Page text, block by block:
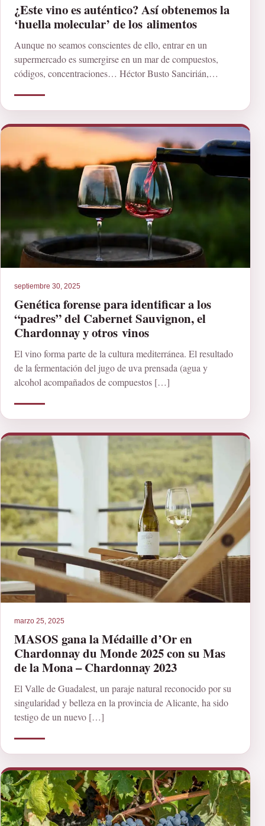
¿Este vino es auténtico? Así obtenemos la
‘huella molecular’ de los alimentos
Aunque no seamos conscientes de ello, entrar en un
supermercado es sumergirse en un mar de compuestos,
códigos, concentraciones… Héctor Busto Sancirián,
septiembre 30, 2025
Genética forense para identificar a los
“padres” del Cabernet Sauvignon, el
Chardonnay y otros vinos
El vino forma parte de la cultura mediterránea. El resultado
de la fermentación del jugo de uva prensada (agua y
alcohol acompañados de compuestos […]
marzo 25, 2025
MASOS gana la Médaille d’Or en
Chardonnay du Monde 2025 con su Mas
de la Mona – Chardonnay 2023
El Valle de Guadalest, un paraje natural reconocido por su
singularidad y belleza en la provincia de Alicante, ha sido
testigo de un nuevo […]